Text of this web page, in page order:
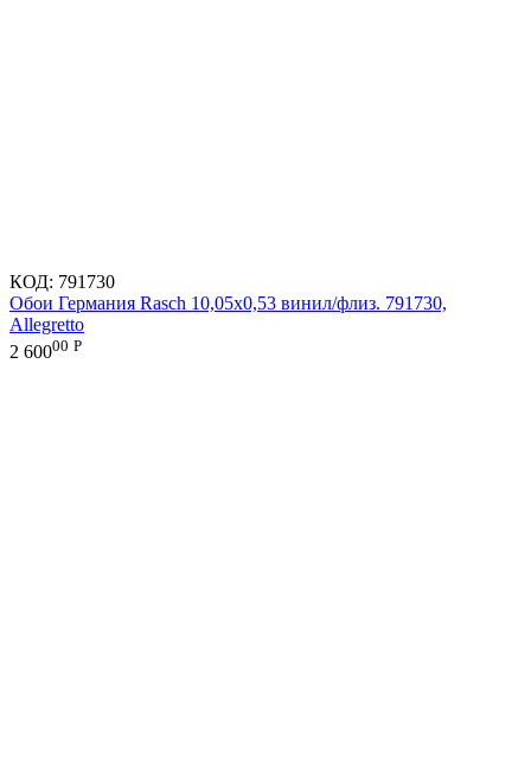
КОД: 791730
Обои Германия Rasch 10,05x0,53 винил/флиз. 791730,
Allegretto
2 60000 Р